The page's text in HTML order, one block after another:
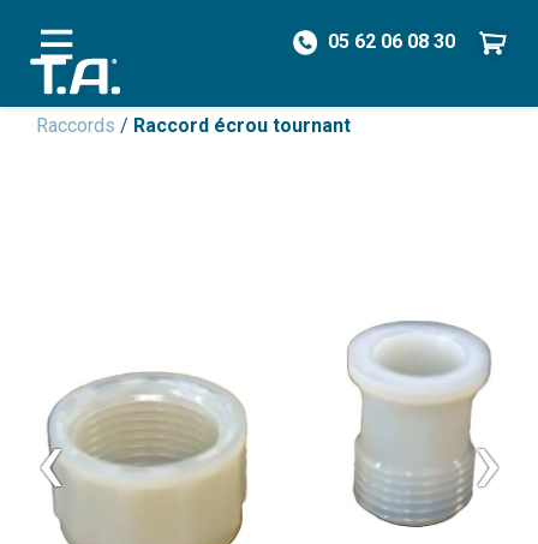
05 62 06 08 30
/ Pièces détachées
Raccords / Raccord écrou tournant
‹ ›